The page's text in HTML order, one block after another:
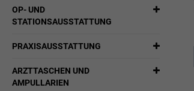
OP- UND
STATIONSAUSSTATTUNG
PRAXISAUSSTATTUNG
ARZTTASCHEN UND
AMPULLARIEN